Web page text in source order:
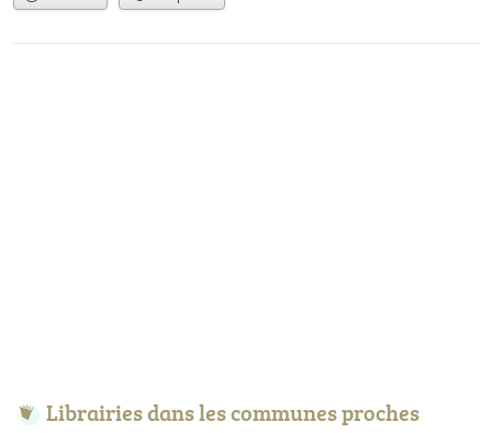
Librairies dans les communes proches